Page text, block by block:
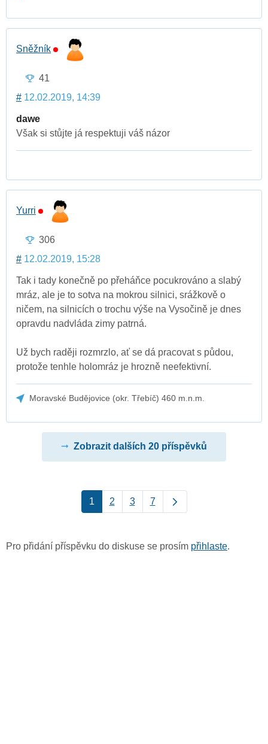
Sněžník
41
# 12.02.2019, 14:39
dawe
Však si stůjte já respektuji váš názor
Yurri
306
# 12.02.2019, 15:28
Tak i tady konečně po přeháňce pocukrováno a slabý
mráz, ale je to sotva na mokrou silnici, srážkově o
ničem, na silnicích o trochu výše na Vysočině je dnes
opravdu nadvláda zimy patrná.
Už bych raději rozmrzlo, ať se dá pracovat s půdou,
protože tenhle holomráz je hrozně neefektivní.
Moravské Budějovice (okr. Třebíč) 460 m.n.m.
Zobrazit dalších 20 příspěvků
1 2 3 7
Pro přidání příspěvku do diskuse se prosím přihlaste.